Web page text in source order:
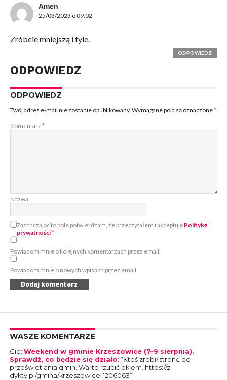
Amen
25/03/2023 o 09:02
Zróbcie mniejszą i tyle.
ODPOWIEDZ
ODPOWIEDZ
ODPOWIEDZ
Twój adres e-mail nie zostanie opublikowany. Wymagane pola są oznaczone*
Komentarz *
Nazwa
Zaznaczając to pole potwierdzam, że przeczytałem i akceptuję Politykę
prywatności*
Powiadom mnie o kolejnych komentarzach przez email.
Powiadom mnie o nowych wpisach przez email.
WASZE KOMENTARZE
Gie: Weekend w gminie Krzeszowice (7–9 sierpnia).
Sprawdź, co będzie się działo: “Ktoś zrobił stronę do
prześwietlania gmin. Warto rzucić okiem. https://z-
dykty.pl/gmina/krzeszowice-1206063”